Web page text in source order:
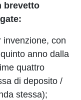
brevetto
invenzione, con
anno dalla
quattro
di deposito /
stessa);